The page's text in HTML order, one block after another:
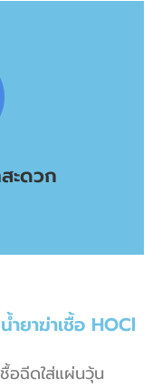
ะดวก
ะดวก
และกดปุ่ม start รอ
อเองได้ง่ายๆเอง
ยาฆ่าเชื้อ HOCl
อฉีดใส่แผ่นวุ้น